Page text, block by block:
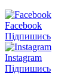
Facebook
Підпишись
Instagram
Підпишись